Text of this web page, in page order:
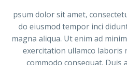
psum dolor sit amet,
do eiusmod tempor inci
magna aliqua. Ut enim ad
exercitation ullamco laboris
commodo consequat. Duis